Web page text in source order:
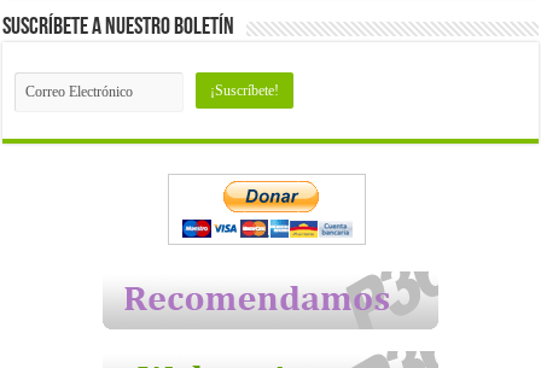
Suscríbete a nuestro Boletín